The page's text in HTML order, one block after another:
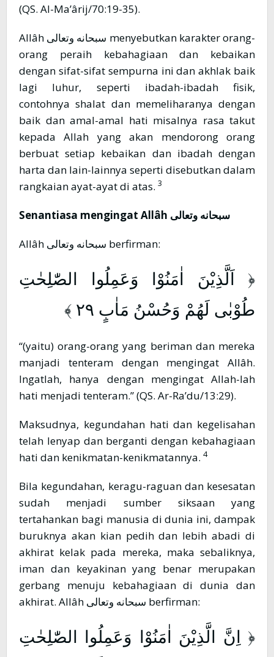
(QS. Al-Ma’ârij/70:19-35).
Allâh سبحانه وتعالى menyebutkan karakter orang-
orang peraih kebahagiaan dan kebaikan
dengan sifat-sifat sempurna ini dan akhlak baik
lagi luhur, seperti ibadah-ibadah fisik,
contohnya shalat dan memeliharanya dengan
baik dan amal-amal hati misalnya rasa takut
kepada Allah yang akan mendorong orang
berbuat setiap kebaikan dan ibadah dengan
harta dan lain-lainnya seperti disebutkan dalam
rangkaian ayat-ayat di atas. 3
Senantiasa mengingat Allâh سبحانه وتعالى
Allâh سبحانه وتعالى berfirman:
﴿ اَلَّذِيْنَ اٰمَنُوْا وَعَمِلُوا الصّٰلِحٰتِ
طُوْبٰى لَهُمْ وَحُسْنُ مَاٰبٍ ٢٩ ﴾
“(yaitu) orang-orang yang beriman dan mereka
manjadi tenteram dengan mengingat Allâh.
Ingatlah, hanya dengan mengingat Allah-lah
hati menjadi tenteram.” (QS. Ar-Ra’du/13:29).
Maksudnya, kegundahan hati dan kegelisahan
telah lenyap dan berganti dengan kebahagiaan
hati dan kenikmatan-kenikmatannya. 4
Bila kegundahan, keragu-raguan dan kesesatan
sudah menjadi sumber siksaan yang
tertahankan bagi manusia di dunia ini, dampak
buruknya akan kian pedih dan lebih abadi di
akhirat kelak pada mereka, maka sebaliknya,
iman dan keyakinan yang benar merupakan
gerbang menuju kebahagiaan di dunia dan
akhirat. Allâh سبحانه وتعالى berfirman:
﴿ اِنَّ الَّذِيْنَ اٰمَنُوْا وَعَمِلُوا الصّٰلِحٰتِ